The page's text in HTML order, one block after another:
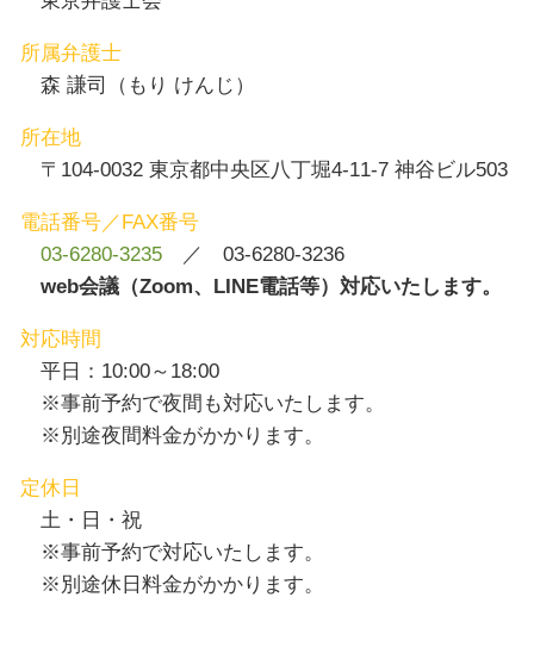
所属弁護士
森 謙司（もり けんじ）
所在地
〒104-0032 東京都中央区八丁堀4-11-7 神谷ビル503
電話番号／FAX番号
03-6280-3235 ／ 03-6280-3236
web会議（Zoom、LINE電話等）対応いたします。
対応時間
平日：10:00～18:00
※事前予約で夜間も対応いたします。
※別途夜間料金がかかります。
定休日
土・日・祝
※事前予約で対応いたします。
※別途休日料金がかかります。